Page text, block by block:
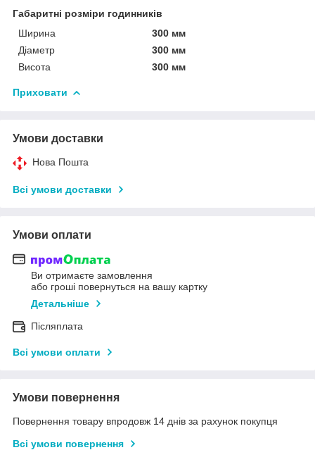
Габаритні розміри годинників
Ширина
300 мм
Діаметр
300 мм
Висота
300 мм
Приховати
Умови доставки
Нова Пошта
Всі умови доставки
Умови оплати
Ви отримаєте замовлення
або гроші повернуться на вашу картку
Детальніше
Післяплата
Всі умови оплати
Умови повернення
Повернення товару впродовж 14 днів за рахунок покупця
Всі умови повернення